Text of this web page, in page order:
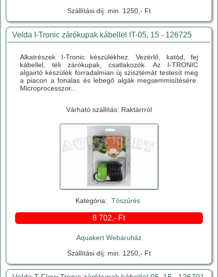
Szállítási díj: min. 1250,- Ft
Velda I-Tronic zárókupak kábellel IT-05, 15 - 126725
Alkatrészek I-Tronic készülékhez. Vezérlő, katód, fej
kábellel, téli zárókupak, csatlakozók. Az I-TRONIC
algairtó készülék forradalmian új szisztémát testesít meg
a piacon a fonalas és lebegő algák megsemmisítésére.
Microprocesszor...
Várható szállítás: Raktárrról
Kategória: Tószűrés
8 702,- Ft
Aquakert Webáruház
Szállítási díj: min. 1250,- Ft